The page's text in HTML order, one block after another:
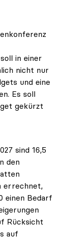
in einer
nicht nur
und eine
Es soll
gekürzt
sind 16,5
den
errechnet,
einen Bedarf
Rücksicht
auf